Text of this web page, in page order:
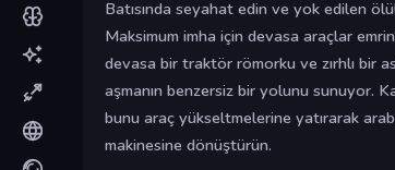
Batısında seyahat edin ve yok edilen
Maksimum imha için devasa araçlar
devasa bir traktör römorku ve zırhlı bir
aşmanın benzersiz bir yolunu sunuyor.
bunu araç yükseltmelerine yatırarak
makinesine dönüştürün.